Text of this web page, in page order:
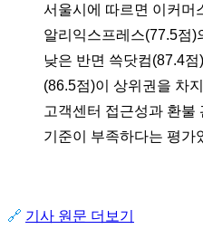
서울시에 따르면 이커머
알리익스프레스(77.5점)
낮은 반면 쓱닷컴(87.4
(86.5점)이 상위권을 차
고객센터 접근성과 환불
기준이 부족하다는 평가
🔗 기사 원문 더보기